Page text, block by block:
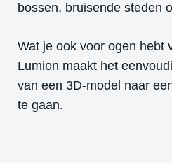
bossen, bruisende steden
Wat je ook voor ogen hebt
Lumion maakt het
van een 3D-model naar
te gaan.